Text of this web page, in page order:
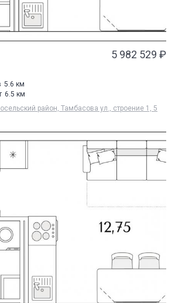
5 982 529 ₽
5.6 км
6.5 км
район, Тамбасова ул., строение 1, 5